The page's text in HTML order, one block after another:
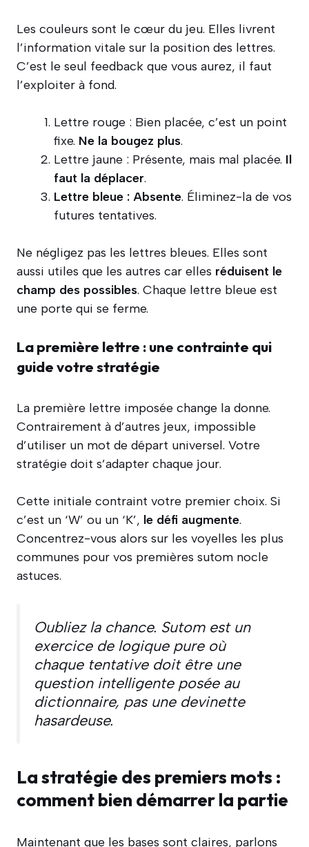
Les couleurs sont le cœur du jeu. Elles livrent
l’information vitale sur la position des lettres.
C’est le seul feedback que vous aurez, il faut
l’exploiter à fond.
Lettre rouge : Bien placée, c’est un point
fixe. Ne la bougez plus.
Lettre jaune : Présente, mais mal placée. Il
faut la déplacer.
Lettre bleue : Absente. Éliminez-la de vos
futures tentatives.
Ne négligez pas les lettres bleues. Elles sont
aussi utiles que les autres car elles réduisent le
champ des possibles. Chaque lettre bleue est
une porte qui se ferme.
La première lettre : une contrainte qui
guide votre stratégie
La première lettre imposée change la donne.
Contrairement à d’autres jeux, impossible
d’utiliser un mot de départ universel. Votre
stratégie doit s’adapter chaque jour.
Cette initiale contraint votre premier choix. Si
c’est un ‘W’ ou un ‘K’, le défi augmente.
Concentrez-vous alors sur les voyelles les plus
communes pour vos premières sutom nocle
astuces.
Oubliez la chance. Sutom est un
exercice de logique pure où
chaque tentative doit être une
question intelligente posée au
dictionnaire, pas une devinette
hasardeuse.
La stratégie des premiers mots :
comment bien démarrer la partie
Maintenant que les bases sont claires, parlons